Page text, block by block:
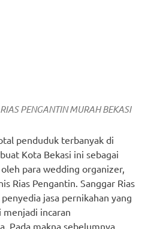
PENGANTIN MURAH BEKASI
penduduk terbanyak di
Kota Bekasi ini sebagai
para wedding organizer,
Rias Pengantin. Sanggar Rias
jasa pernikahan yang
incaran
Pada makna sebelumnya